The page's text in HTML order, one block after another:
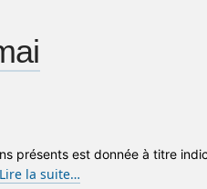
présents est donnée à titre
Lire la suite…